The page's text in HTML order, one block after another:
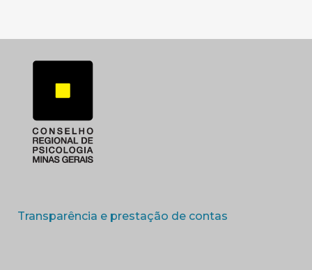
Transparência e prestação de contas